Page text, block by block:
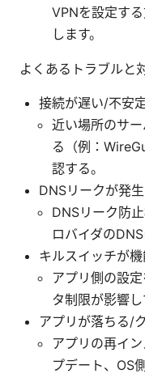
VPNを設定す
します。
よくあるトラブルと
接続が遅い/不安
近い場所のサ
る（例：
認する。
DNSリークが発生
DNSリーク防
ロバイダのDNS
キルスイッチが
アプリ側の設
タ制限が影響し
アプリが落ちる/
アプリの再イ
プデート、OS